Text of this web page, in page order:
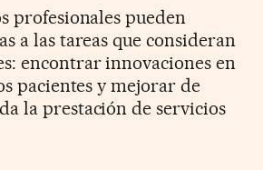
profesionales pueden
a las tareas que consideran
encontrar innovaciones en
pacientes y mejorar de
la prestación de servicios